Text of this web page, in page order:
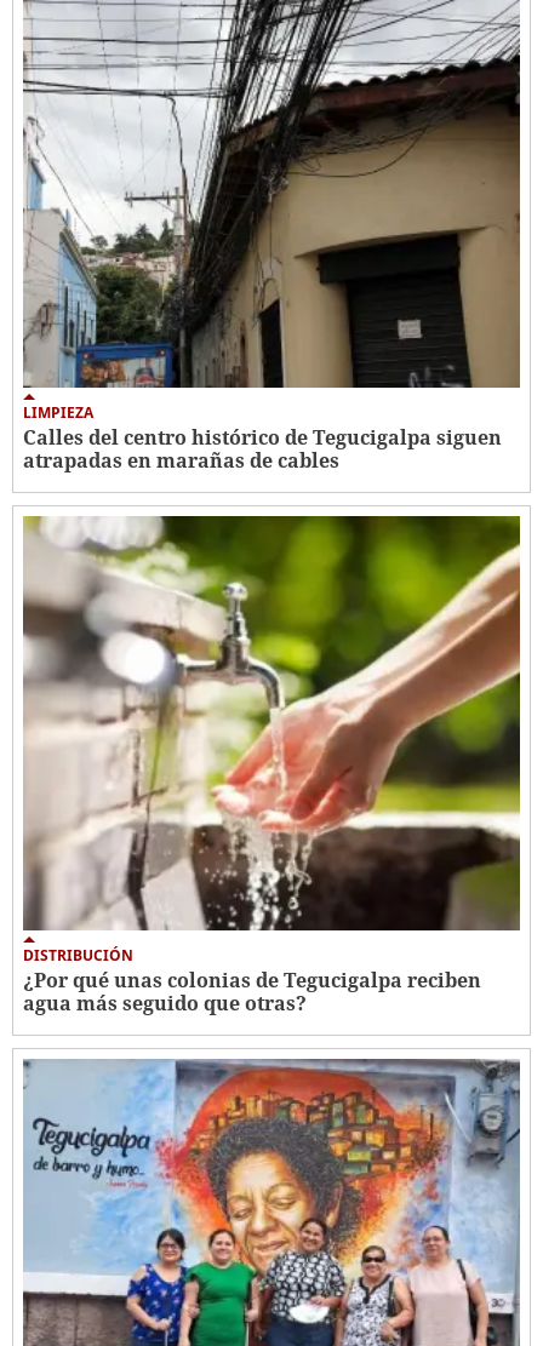
LIMPIEZA
Calles del centro histórico de Tegucigalpa siguen
atrapadas en marañas de cables
DISTRIBUCIÓN
¿Por qué unas colonias de Tegucigalpa reciben
agua más seguido que otras?